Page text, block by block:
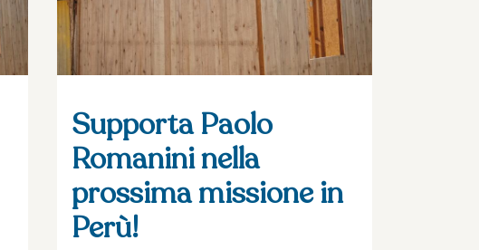
Supporta Paolo
Romanini nella
prossima missione in
Perù!